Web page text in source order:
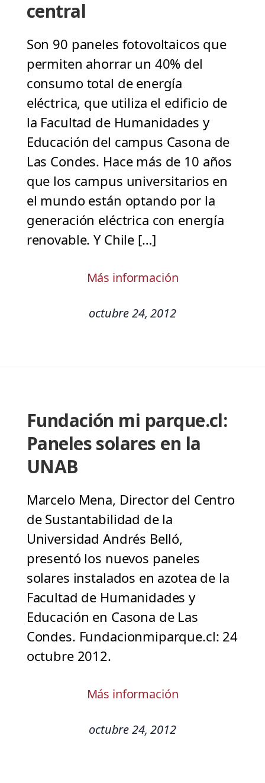
central
Son 90 paneles fotovoltaicos que
permiten ahorrar un 40% del
consumo total de energía
eléctrica, que utiliza el edificio de
la Facultad de Humanidades y
Educación del campus Casona de
Las Condes. Hace más de 10 años
que los campus universitarios en
el mundo están optando por la
generación eléctrica con energía
renovable. Y Chile […]
Más información
octubre 24, 2012
Fundación mi parque.cl:
Paneles solares en la
UNAB
Marcelo Mena, Director del Centro
de Sustantabilidad de la
Universidad Andrés Belló,
presentó los nuevos paneles
solares instalados en azotea de la
Facultad de Humanidades y
Educación en Casona de Las
Condes. Fundacionmiparque.cl: 24
octubre 2012.
Más información
octubre 24, 2012